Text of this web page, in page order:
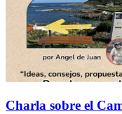
Charla sobre el